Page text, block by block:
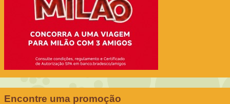
Encontre uma promoção